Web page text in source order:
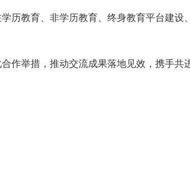
教育、非学历教育、终身教育平台建设
举措，推动交流成果落地见效，携手共